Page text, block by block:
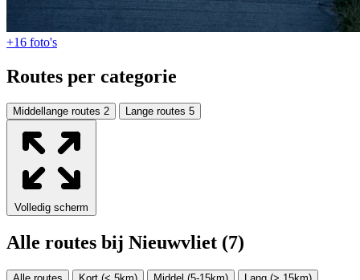
+16 foto's
Routes per categorie
Middellange routes 2 Lange routes 5
+
−
Leaflet|Data van ©
Volledig scherm
Alle routes bij Nieuwvliet (7)